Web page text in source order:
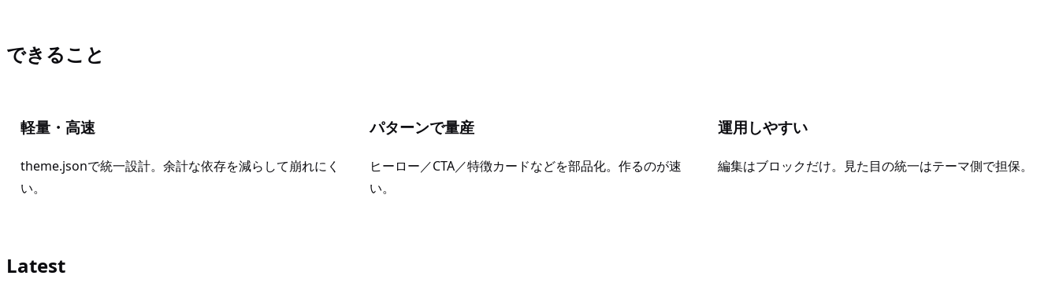
できること
軽量・高速
theme.jsonで統一設計。余計な依存を減らして崩れにく
い。
パターンで量産
ヒーロー／CTA／特徴カードなどを部品化。作るのが速
い。
運用しやすい
編集はブロックだけ。見た目の統一はテーマ側で担保。
Latest